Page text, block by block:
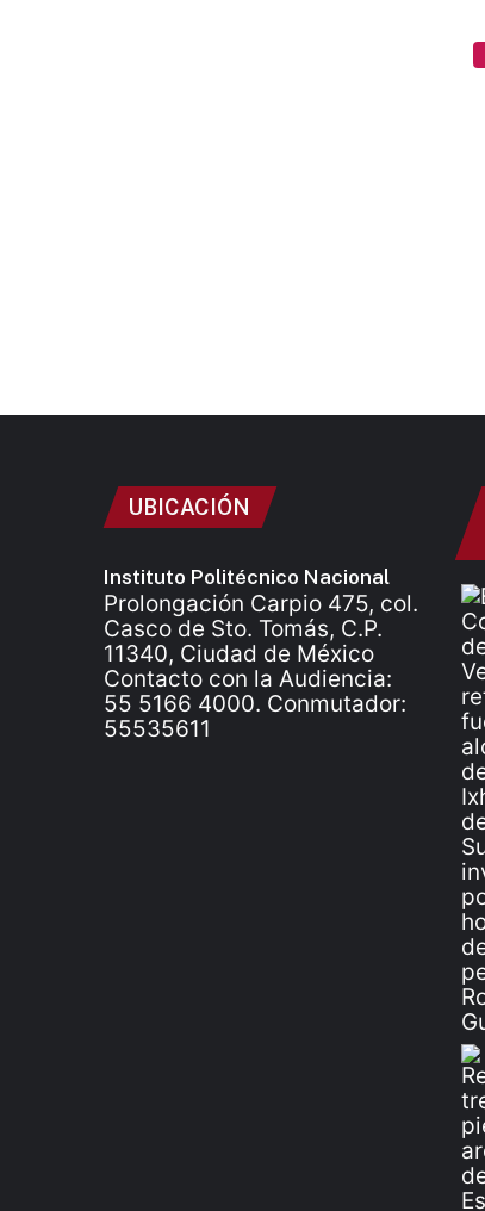
UBICACIÓN
Instituto Politécnico Nacional
Prolongación Carpio 475, col.
Casco de Sto. Tomás, C.P.
11340, Ciudad de México
Contacto con la Audiencia:
55 5166 4000. Conmutador:
55535611